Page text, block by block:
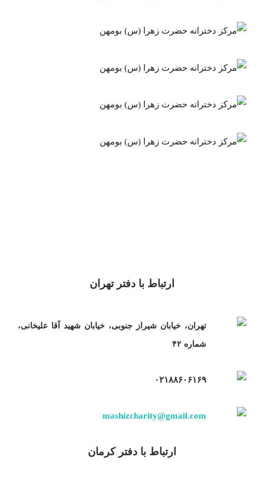
ارتباط با دفتر تهران
تهران، خیابان شیراز جنوبی، خیابان شهید آقا علیخانی،
شماره ۴۲
۰۲۱۸۸۶۰۶۱۶۹
mashizcharity@gmail.com
ارتباط با دفتر کرمان